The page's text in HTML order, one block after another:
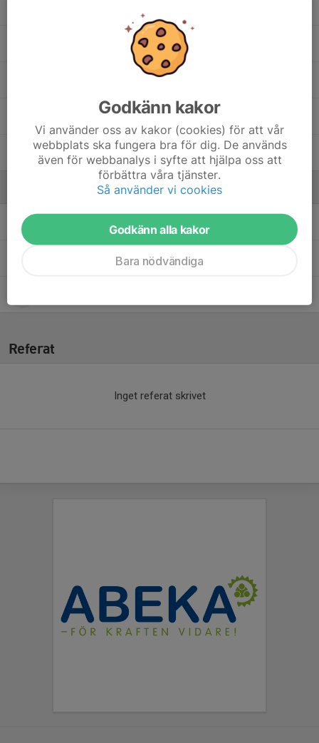
Sigge Klausen
Valter Sarvell
Huvudtränare
Magnus KarlssonHuvudtränare
Referat
Inget referat skrivet
Godkänn kakor
Vi använder oss av kakor (cookies) för att vår
webbplats ska fungera bra för dig. De används
även för webbanalys i syfte att hjälpa oss att
förbättra våra tjänster.
Så använder vi cookies
Godkänn alla kakor
Bara nödvändiga